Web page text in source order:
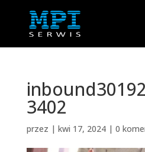
3402
przez | kwi 17, 2024| 0